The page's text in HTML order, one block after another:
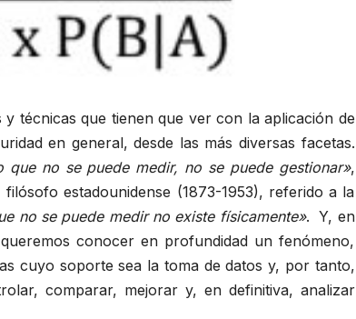
técnicas que tienen que ver con la aplicación de
en general, desde las más diversas facetas.
que no se puede medir, no se puede gestionar»,
estadounidense (1873-1953), referido a la
no se puede medir no existe físicamente». Y, en
conocer en profundidad un fenómeno,
cuyo soporte sea la toma de datos y, por tanto,
comparar, mejorar y, en definitiva, analizar